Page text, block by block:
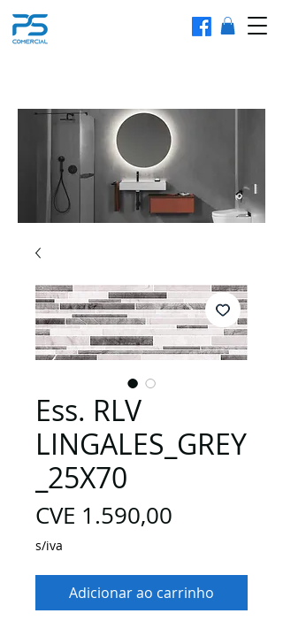
Ess. RLV
LINGALES_GREY
_25X70
CVE 1.590,00
s/iva
Adicionar ao carrinho